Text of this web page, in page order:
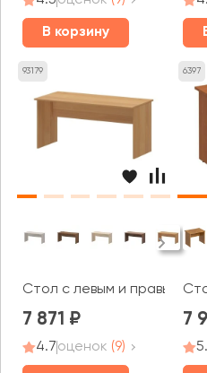
В корзину
93179
Стол с левым и правым
7 871
4.7оценок (9)
6397
7